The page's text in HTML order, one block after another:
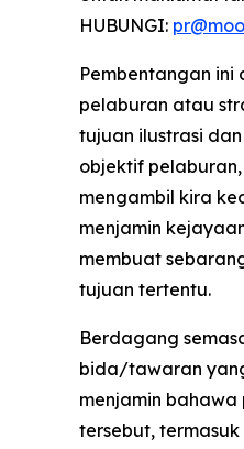
HUBUNGI:
Pembentangan
pelaburan atau
tujuan ilustrasi
objektif
mengambil kira
menjamin
membuat
tujuan tertentu.
Berdagang
bida/tawaran
menjamin
tersebut,